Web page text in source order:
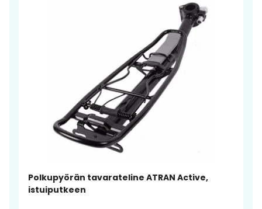
Polkupyörän tavarateline ATRAN Active,
istuiputkeen